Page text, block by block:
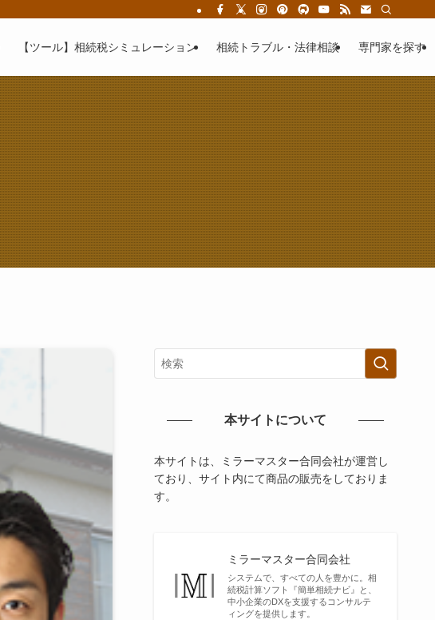
【ツール】相続税シミュレーション 相続トラブル・法律相談 専門家を探す
本サイトについて
本サイトは、ミラーマスター合同会社が運営し
ており、サイト内にて商品の販売をしておりま
す。
ミラーマスター合同会社
システムで、すべての人を豊かに。相
続税計算ソフト『簡単相続ナビ』と、
中小企業のDXを支援するコンサルテ
ィングを提供します。